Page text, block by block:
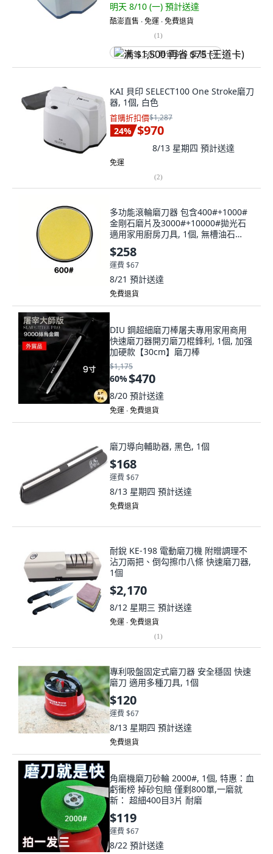
明天 8/10 (一) 預計送達
酷澎直售 ∙ 免運 ∙ 免費退貨
(1)
满 $1,500 再省 $75 (王道卡)
KAI 貝印 SELECT100 One Stroke磨刀
器, 1個, 白色
首購折扣價$1,287
24% $970
8/13 星期四 預計送達
免運
(2)
多功能滾輪磨刀器 包含400#+1000#
金剛石磨片及3000#+10000#拋光石
適用家用廚房刀具, 1個, 無槽油石
600#
$258
運費 $67
8/21 預計送達
免費退貨
DIU 鋼超細磨刀棒屠夫專用家用商用
快速磨刀器開刃磨刀棍鋒利, 1個, 加强
加硬款【30cm】磨刀棒
$1,175
60%$470
8/20 預計送達
免運 ∙ 免費退貨
磨刀導向輔助器, 黑色, 1個
$168
運費 $67
8/13 星期四 預計送達
免費退貨
耐銳 KE-198 電動磨刀機 附贈調理不
沾刀兩把、倒勾擦巾八條 快速磨刀器,
1個
$2,170
8/12 星期三 預計送達
免運 ∙ 免費退貨
(1)
專利吸盤固定式磨刀器 安全穩固 快速
磨刀 適用多種刀具, 1個
$120
運費 $67
8/13 星期四 預計送達
免費退貨
角磨機磨刀砂輪 2000#, 1個, 特惠：血
虧衝榜 掉砂包賠 僅剩800單,一磨就
新： 超細400目3片 耐磨
$119
運費 $67
8/22 預計送達